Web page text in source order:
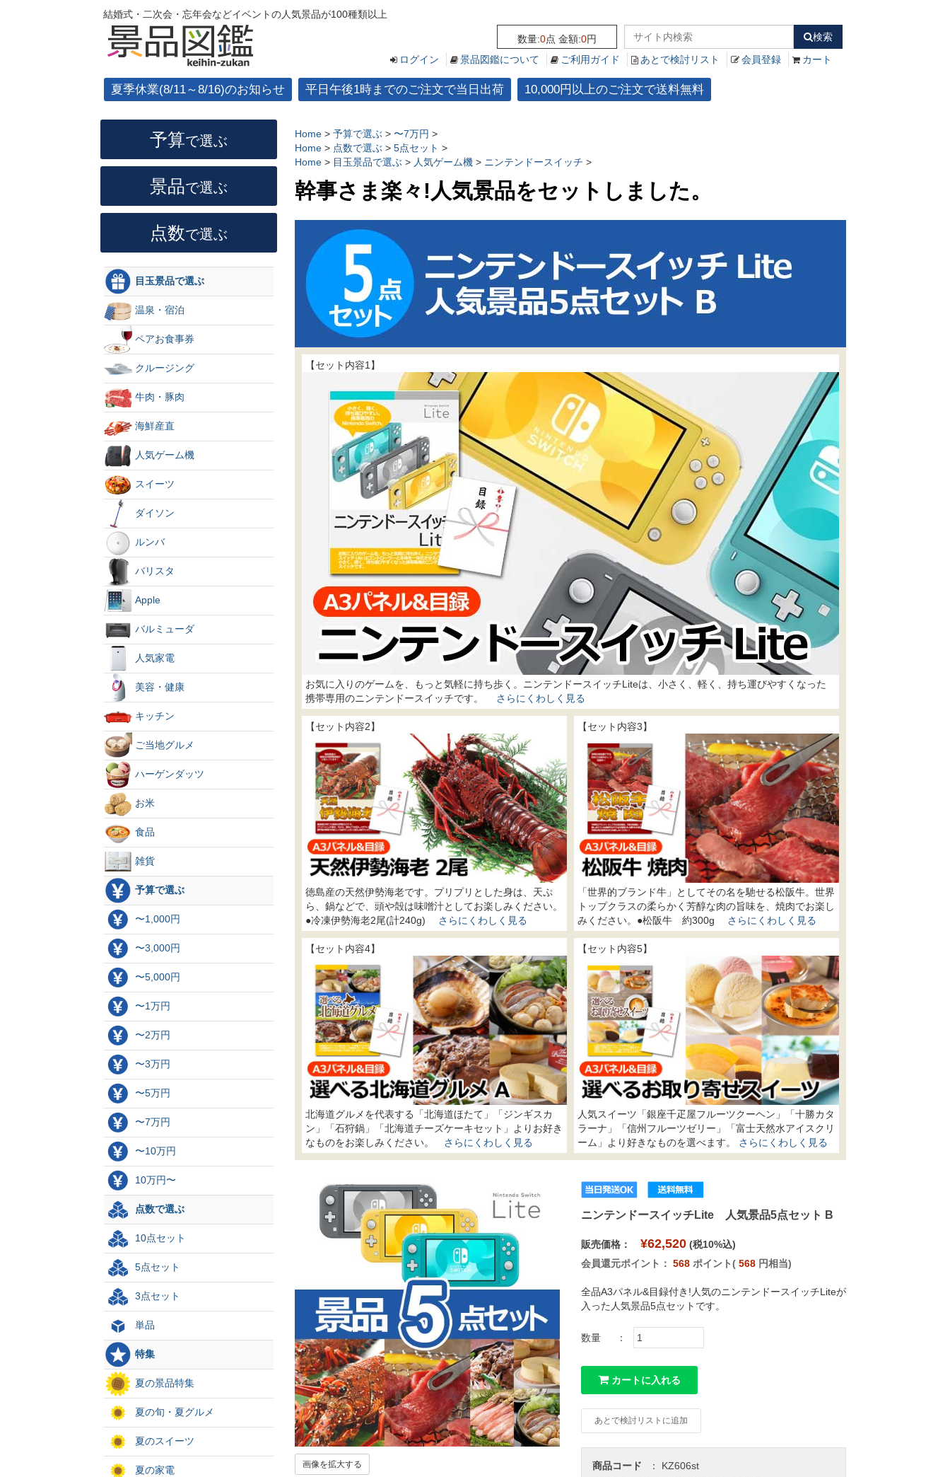
結婚式・二次会・忘年会などイベントの人気景品が100種類以上
数量:0点 金額:0円
検索
ログイン
景品図鑑について ご利用ガイド あとで検討リスト 会員登録 カート
夏季休業(8/11～8/16)のお知らせ 平日午後1時までのご注文で当日出荷 10,000円以上のご注文で送料無料
Home > 予算で選ぶ > 〜7万円 >
Home > 点数で選ぶ > 5点セット >
Home > 目玉景品で選ぶ > 人気ゲーム機 > ニンテンドースイッチ >
幹事さま楽々!人気景品をセットしました。
【セット内容1】
お気に入りのゲームを、もっと気軽に持ち歩く。ニンテンドースイッチLiteは、小さく、軽く、持ち運びやすくなった
携帯専用のニンテンドースイッチです。 さらにくわしく見る
【セット内容2】
徳島産の天然伊勢海老です。プリプリとした身は、天ぷ
ら、鍋などで、頭や殻は味噌汁としてお楽しみください。
●冷凍伊勢海老2尾(計240g) さらにくわしく見る
【セット内容3】
「世界的ブランド牛」としてその名を馳せる松阪牛。世界
トップクラスの柔らかく芳醇な肉の旨味を、焼肉でお楽し
みください。●松阪牛 約300g さらにくわしく見る
【セット内容4】
北海道グルメを代表する「北海道ほたて」「ジンギスカ
ン」「石狩鍋」「北海道チーズケーキセット」よりお好き
なものをお楽しみください。 さらにくわしく見る
【セット内容5】
人気スイーツ「銀座千疋屋フルーツクーヘン」「十勝カタ
ラーナ」「信州フルーツゼリー」「富士天然水アイスクリ
ーム」より好きなものを選べます。 さらにくわしく見る
画像を拡大する
ニンテンドースイッチLite 人気景品5点セット B
販売価格： ¥62,520 (税10%込)
会員還元ポイント： 568 ポイント( 568 円相当)
全品A3パネル&目録付き!人気のニンテンドースイッチLiteが
入った人気景品5点セットです。
数量 ：
カートに入れる
あとで検討リストに追加
商品コード ： KZ606st
予算で選ぶ
景品で選ぶ
点数で選ぶ
目玉景品で選ぶ
温泉・宿泊
ペアお食事券
クルージング
牛肉・豚肉
海鮮産直
人気ゲーム機
スイーツ
ダイソン
ルンバ
バリスタ
Apple
バルミューダ
人気家電
美容・健康
キッチン
ご当地グルメ
ハーゲンダッツ
お米
食品
雑貨
予算で選ぶ
〜1,000円
〜3,000円
〜5,000円
〜1万円
〜2万円
〜3万円
〜5万円
〜7万円
〜10万円
10万円〜
点数で選ぶ
10点セット
5点セット
3点セット
単品
特集
夏の景品特集
夏の旬・夏グルメ
夏のスイーツ
夏の家電